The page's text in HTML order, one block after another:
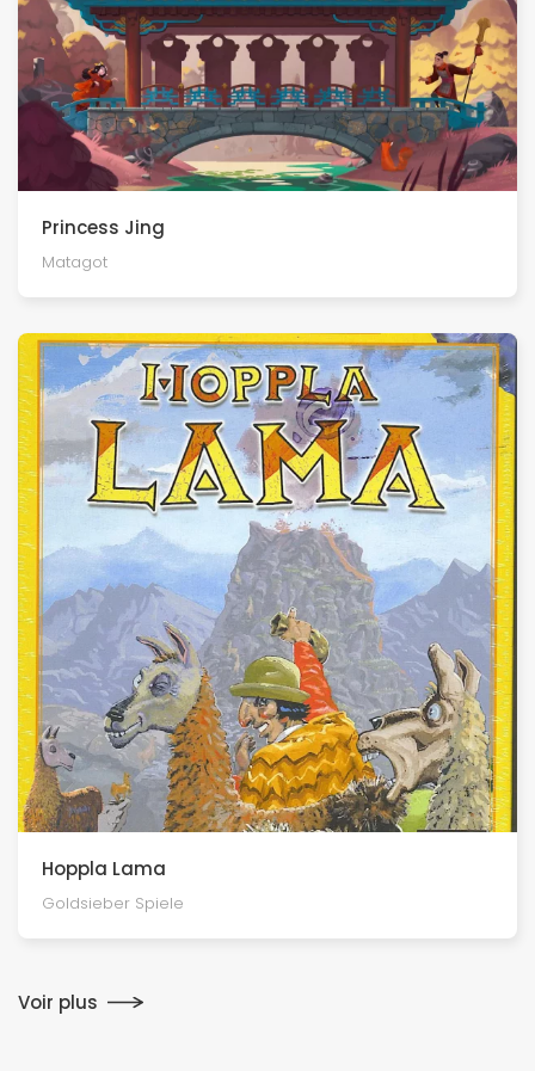
Princess Jing
Matagot
Hoppla Lama
Goldsieber Spiele
Voir plus